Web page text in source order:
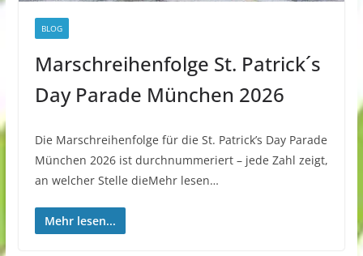
BLOG
Marschreihenfolge St. Patrick´s
Day Parade München 2026
Die Marschreihenfolge für die St. Patrick’s Day Parade
München 2026 ist durchnummeriert – jede Zahl zeigt,
an welcher Stelle dieMehr lesen…
Mehr lesen...